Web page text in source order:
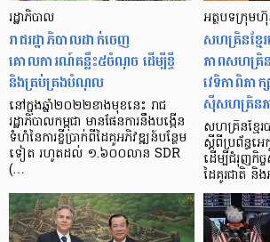
រដ្ឋាភិបាល
រាជរដ្ឋាភិបាលដាក់ចេញ
គោលការណ៍គន្លឹះ៥ចំណុច ដើម្បីខ្ចី
និងគ្រប់គ្រងបំណុល
នៅក្នុងឆ្នាំ២០២២ខាងមុខនេះ រាជ
រដ្ឋាភិបាល​កម្ពុជា មានផែនការនឹងបង្កើន
ទំហំនៃការខ្ចីប្រាក់ពីដៃគូអភិវឌ្ឍន៍បន្ថែម
ទៀត រហូតដល់ ១.៦០០លាន SDR
(…
អត្ថបទក្រុម
សហគ្រិនខ្មែ
ភាពសហគ្រិ
វេទិកាពិភា
ស៊ីសហគ្រិន
សហគ្រិនខ្មែរ
ស្តីពីប្រព័ន្ធ
ដើម្បីជំរុញកិច្
ដៃគូរជាតិ និ